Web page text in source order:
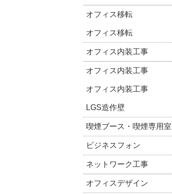
オフィス移転
オフィス移転
オフィス内装工事
オフィス内装工事
オフィス内装工事
LGS造作壁
喫煙ブース・喫煙専用室
ビジネスフォン
ネットワーク工事
オフィスデザイン